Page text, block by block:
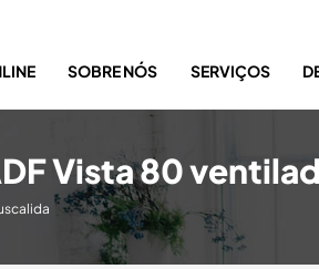
SOBRE NÓS SERVIÇOS
Vista 80